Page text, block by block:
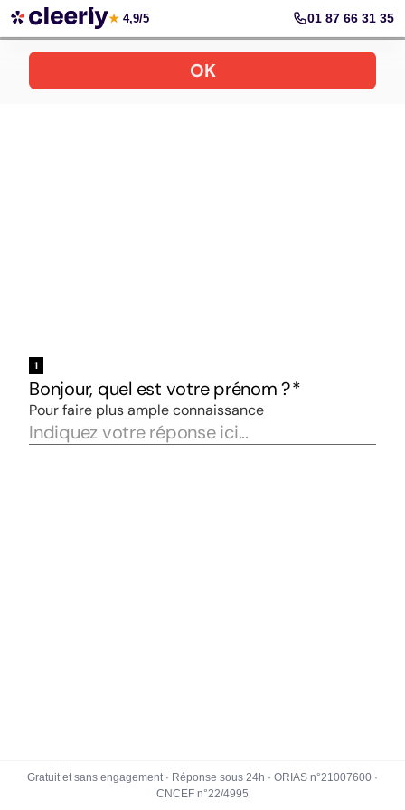
Votre simulation gratuite et personnalisée
★ 4,9/5 01 87 66 31 35
Gratuit et sans engagement · Réponse sous 24h · ORIAS n°21007600 ·
CNCEF n°22/4995